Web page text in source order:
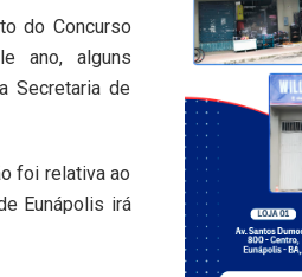
do Concurso
ano, alguns
Secretaria de
foi relativa ao
Eunápolis irá